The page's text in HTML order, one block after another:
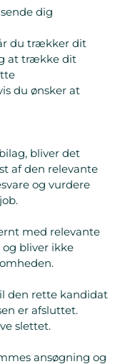
dig
du trækker dit
at trække dit
du ønsker at
bliver det
af den relevante
og vurdere
med relevante
bliver ikke
den rette kandidat
er afsluttet.
slettet.
ansøgning og